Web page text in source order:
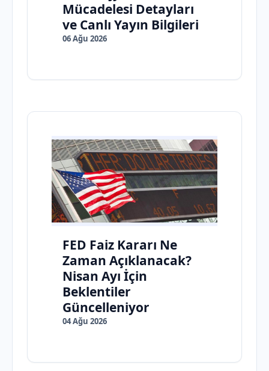
Mücadelesi Detayları
ve Canlı Yayın Bilgileri
06 Ağu 2026
FED Faiz Kararı Ne
Zaman Açıklanacak?
Nisan Ayı İçin
Beklentiler
Güncelleniyor
04 Ağu 2026